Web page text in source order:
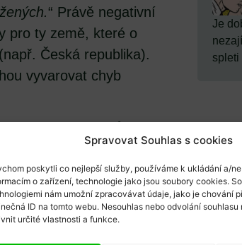
Spravovat Souhlas s cookies
poskytli co nejlepší služby, používáme k ukládání a/
o zařízení, technologie jako jsou soubory cookies.
nám umožní zpracovávat údaje, jako je chování
ID na tomto webu. Nesouhlas nebo odvolání
určité vlastnosti a funkce.
“ Právě negativní
pro ty země, které o
Česká republika).
vyvarovat chyb
podoba projektů
podpoře projektu,
úrovni zabezpečení. Tedy
zkušeností odmítnout
musíme upozornit, že
se týká internetového
Je
spleti